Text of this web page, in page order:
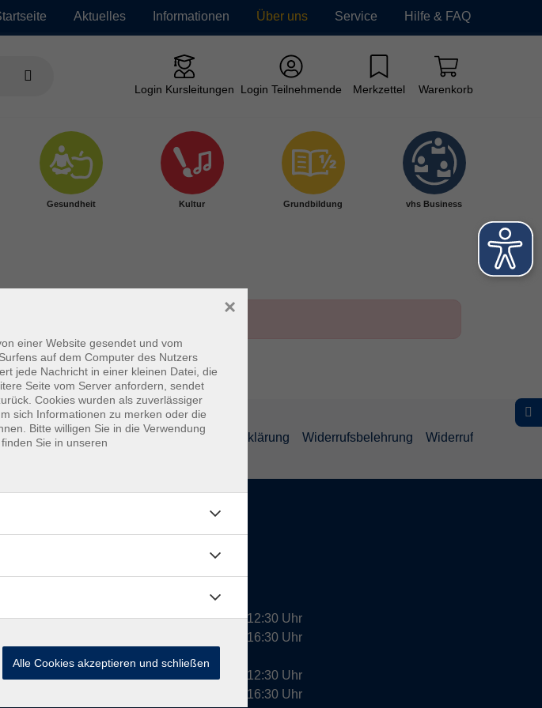
Aktuelles Informationen Über uns Service Hilfe & FAQ
Login Kursleitungen Login Teilnehmende Merkzettel Warenkorb
Gesundheit Kultur Grundbildung vhs Business
Datenschutzerklärung Barrierefreiheitserklärung Widerrufsbelehrung Widerruf
Öffnungszeiten
Montag
09:00 - 12:30 Uhr
13:00 - 16:30 Uhr
10:00 - 12:30 Uhr
13:00 - 16:30 Uhr
einer Website gesendet und vom
auf dem Computer des Nutzers
jede Nachricht in einer kleinen Datei, die
Seite vom Server anfordern, sendet
Cookies wurden als zuverlässiger
sich Informationen zu merken oder die
Bitte willigen Sie in die Verwendung
Sie in unseren
×
Alle Cookies akzeptieren und schließen